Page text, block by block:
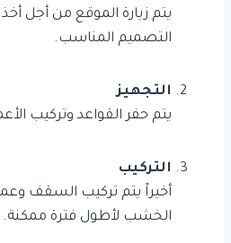
يتم زيارة الموقع من أجل
التصميم المناسب.
التجهيز
يتم حفر القواعد وتركيب
التركيب
أخيراً يتم تركيب السقف
الخشب لأطول فترة ممكنة.